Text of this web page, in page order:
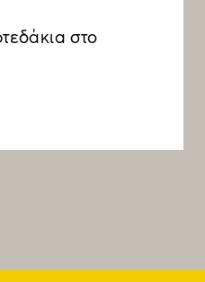
στο